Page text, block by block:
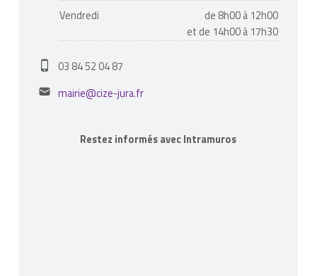
Vendredi
de 8h00 à 12h00
et de 14h00 à 17h30
Phone number:
03 84 52 04 87
Email address:
mairie@cize-jura.fr
Restez informés avec Intramuros